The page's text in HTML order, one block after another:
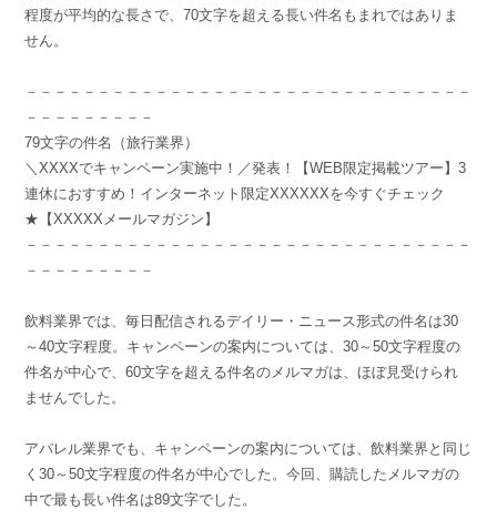
程度が平均的な長さで、70文字を超える長い件名もまれではありま
せん。
－－－－－－－－－－－－－－－－－－－－－－－－－－－－－－－
－－－－－－－－－
79文字の件名（旅行業界）
＼XXXXでキャンペーン実施中！／発表！【WEB限定掲載ツアー】3
連休におすすめ！インターネット限定XXXXXXを今すぐチェック
★【XXXXXメールマガジン】
－－－－－－－－－－－－－－－－－－－－－－－－－－－－－－－
－－－－－－－－－
飲料業界では、毎日配信されるデイリー・ニュース形式の件名は30
～40文字程度。キャンペーンの案内については、30～50文字程度の
件名が中心で、60文字を超える件名のメルマガは、ほぼ見受けられ
ませんでした。
アパレル業界でも、キャンペーンの案内については、飲料業界と同じ
く30～50文字程度の件名が中心でした。今回、購読したメルマガの
中で最も長い件名は89文字でした。